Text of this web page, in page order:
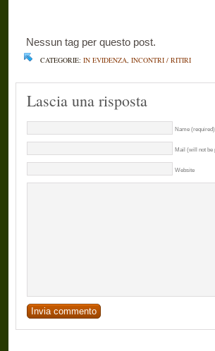
Nessun tag per questo post.
CATEGORIE: IN EVIDENZA, INCONTRI / RITIRI
Lascia una risposta
Name (required)
Mail (will not be
Website